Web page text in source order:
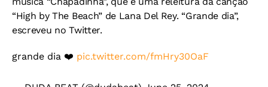
“High by The Beach” de Lana Del Rey. “Grande dia”,
escreveu no Twitter.
grande dia ❤️ pic.twitter.com/fmHry30OaF